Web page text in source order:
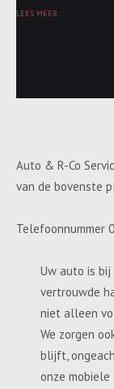
LEES MEER
Auto & R-Co
van de bovenste
Telefoonnummer
Uw auto is bij
vertrouwde
niet alleen
We zorgen
blijft,
onze mobiele